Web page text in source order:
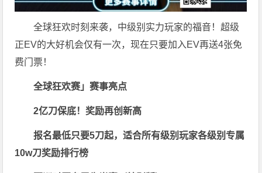
全球狂欢时刻来袭，中级别实力玩家的福音！超级
正EV的大好机会仅有一次，现在只要加入EV再送4张免
费门票！
全球狂欢赛」赛事亮点
2亿刀保底！奖励再创新高
报名最低只要5刀起，适合所有级别玩家各级别专属
10w刀奖励排行榜